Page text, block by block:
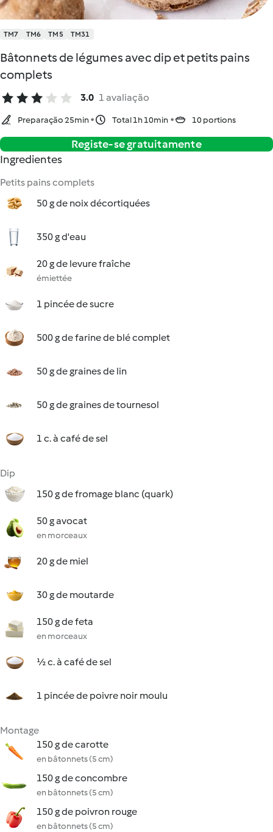
TM7 TM6 TM5 TM31
Bâtonnets de légumes avec dip et petits pains
complets
3.0 1 avaliação
Preparação 25min Total 1h 10min 10 portions
Registe-se gratuitamente
Ingredientes
Petits pains complets
50 g de noix décortiquées
350 g d'eau
20 g de levure fraîche
émiettée
1 pincée de sucre
500 g de farine de blé complet
50 g de graines de lin
50 g de graines de tournesol
1 c. à café de sel
Dip
150 g de fromage blanc (quark)
50 g avocat
en morceaux
20 g de miel
30 g de moutarde
150 g de feta
en morceaux
½ c. à café de sel
1 pincée de poivre noir moulu
Montage
150 g de carotte
en bâtonnets (5 cm)
150 g de concombre
en bâtonnets (5 cm)
150 g de poivron rouge
en bâtonnets (5 cm)